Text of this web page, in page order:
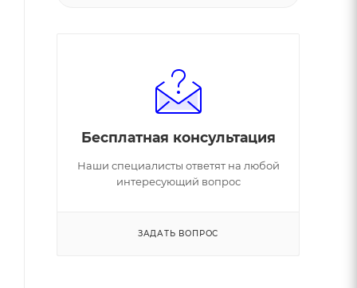
Бесплатная консультация
Наши специалисты ответят на любой
интересующий вопрос
ЗАДАТЬ ВОПРОС